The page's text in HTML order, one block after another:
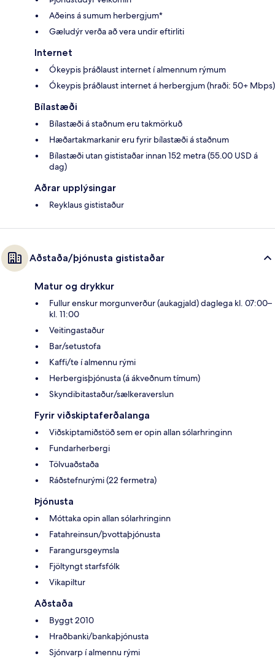
Aðeins á sumum herbergjum*
Gæludýr verða að vera undir eftirliti
Internet
Ókeypis þráðlaust internet í almennum rýmum
Ókeypis þráðlaust internet á herbergjum (hraði: 50+ Mbps)
Bílastæði
Bílastæði á staðnum eru takmörkuð
Hæðartakmarkanir eru fyrir bílastæði á staðnum
Bílastæði utan gististaðar innan 152 metra (55.00 USD á
dag)
Aðrar upplýsingar
Reyklaus gististaður
Aðstaða/þjónusta gististaðar
Matur og drykkur
Fullur enskur morgunverður (aukagjald) daglega kl. 07:00–
kl. 11:00
Veitingastaður
Bar/setustofa
Kaffi/te í almennu rými
Herbergisþjónusta (á ákveðnum tímum)
Skyndibitastaður/sælkeraverslun
Fyrir viðskiptaferðalanga
Viðskiptamiðstöð sem er opin allan sólarhringinn
Fundarherbergi
Tölvuaðstaða
Ráðstefnurými (22 fermetra)
Þjónusta
Móttaka opin allan sólarhringinn
Fatahreinsun/þvottaþjónusta
Farangursgeymsla
Fjöltyngt starfsfólk
Vikapiltur
Aðstaða
Byggt 2010
Hraðbanki/bankaþjónusta
Sjónvarp í almennu rými